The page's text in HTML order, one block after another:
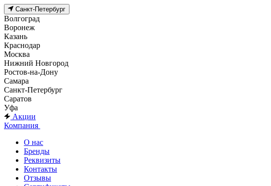
Санкт-Петербург
Волгоград
Воронеж
Казань
Краснодар
Москва
Нижний Новгород
Ростов-на-Дону
Самара
Санкт-Петербург
Саратов
Уфа
Акции
Компания
О нас
Бренды
Реквизиты
Контакты
Отзывы